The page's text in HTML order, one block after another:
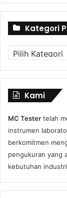
Kategori
Kategori
Produk
Kami
MC Tester telah
instrumen
berkomitmen
pengukuran yang
kebutuhan